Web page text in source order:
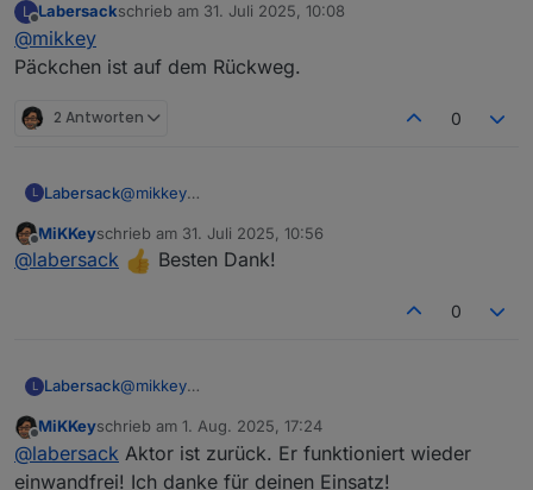
Nur so macht es für alle Sinn!
Rücksendelabel ist auf dem Weg.
L
Offline
Labersackschrieb am 31. Juli 2025, 10:08
zuletzt editiert von
@mikkey
Päckchen ist auf dem Rückweg.
2 Antworten 0
L Labersack@mikkey
Offline
MiKKeyschrieb am 31. Juli 2025, 10:56
zuletzt editiert von
@labersack Besten Dank!
0
L Labersack@mikkey
Offline
MiKKeyschrieb am 1. Aug. 2025, 17:24
zuletzt editiert von
@labersack Aktor ist zurück. Er funktioniert wieder
einwandfrei! Ich danke für deinen Einsatz!